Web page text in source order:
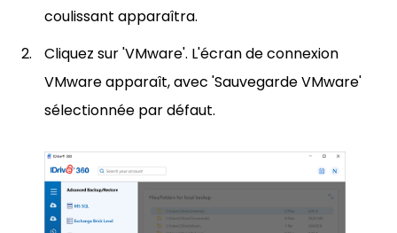
coulissant apparaîtra.
Cliquez sur 'VMware'. L'écran de connexion
VMware apparaît, avec 'Sauvegarde VMware'
sélectionnée par défaut.